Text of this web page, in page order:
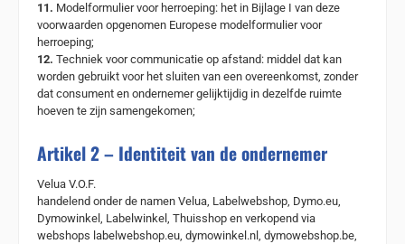
11. Modelformulier voor herroeping: het in Bijlage I van deze
voorwaarden opgenomen Europese modelformulier voor
herroeping;
12. Techniek voor communicatie op afstand: middel dat kan
worden gebruikt voor het sluiten van een overeenkomst, zonder
dat consument en ondernemer gelijktijdig in dezelfde ruimte
hoeven te zijn samengekomen;
Artikel 2 – Identiteit van de ondernemer
Velua V.O.F.
handelend onder de namen Velua, Labelwebshop, Dymo.eu,
Dymowinkel, Labelwinkel, Thuisshop en verkopend via
webshops labelwebshop.eu, dymowinkel.nl, dymowebshop.be,